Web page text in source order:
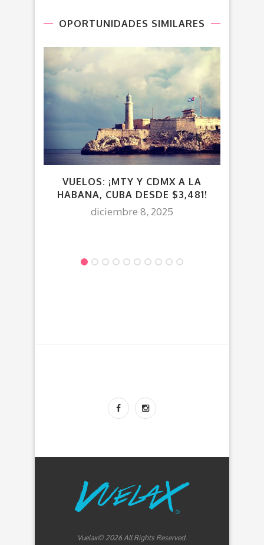
OPORTUNIDADES SIMILARES
VUELOS: ¡MTY Y CDMX A LA
HABANA, CUBA DESDE $3,481!
diciembre 8, 2025
Vuelax© 2026 All Rights Reserved.